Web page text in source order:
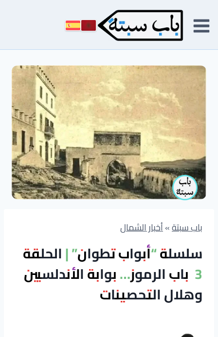
إلى
المحتوى
باب سبتة»أخبار الشمال
سلسلة “أبواب تطوان” | الحلقة
3 باب الرموز… بوابة الأندلسيين
وهلال التحصينات